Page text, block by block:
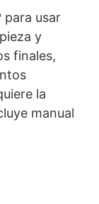
para usar
y
finales,
la
manual